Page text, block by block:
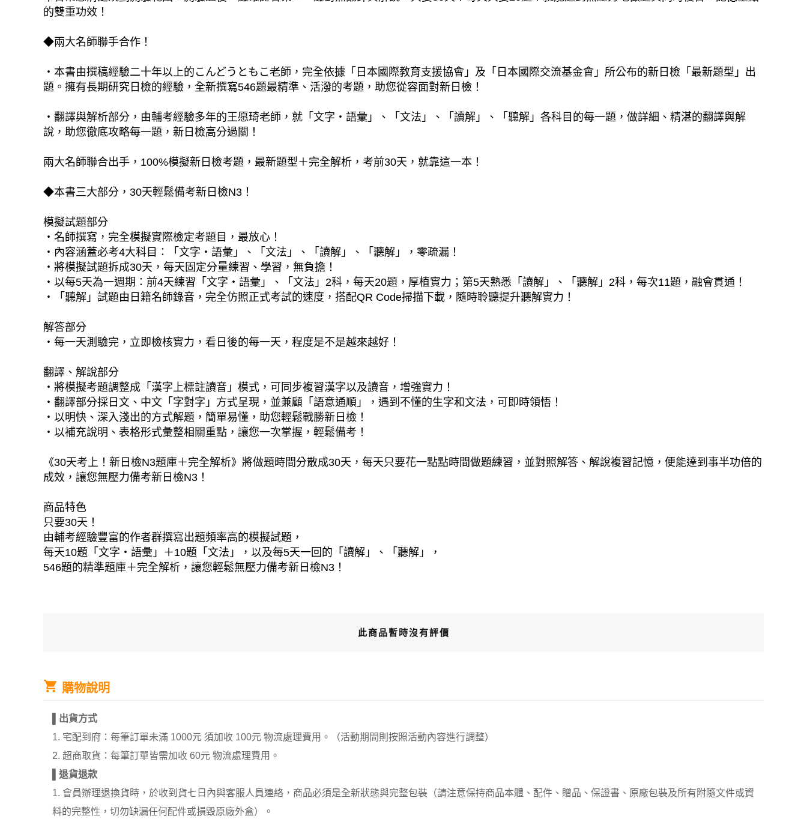
的雙重功效！
◆兩大名師聯手合作！
‧本書由撰稿經驗二十年以上的こんどうともこ老師，完全依據「日本國際教育支援協會」及「日本國際交流基金會」所公布的新日檢「最新題型」出
題。擁有長期研究日檢的經驗，全新撰寫546題最精準、活潑的考題，助您從容面對新日檢！
‧翻譯與解析部分，由輔考經驗多年的王愿琦老師，就「文字・語彙」、「文法」、「讀解」、「聽解」各科目的每一題，做詳細、精湛的翻譯與解
說，助您徹底攻略每一題，新日檢高分過關！
兩大名師聯合出手，100%模擬新日檢考題，最新題型＋完全解析，考前30天，就靠這一本！
◆本書三大部分，30天輕鬆備考新日檢N3！
模擬試題部分
‧名師撰寫，完全模擬實際檢定考題目，最放心！
‧內容涵蓋必考4大科目：「文字・語彙」、「文法」、「讀解」、「聽解」，零疏漏！
‧將模擬試題拆成30天，每天固定分量練習、學習，無負擔！
‧以每5天為一週期：前4天練習「文字・語彙」、「文法」2科，每天20題，厚植實力；第5天熟悉「讀解」、「聽解」2科，每次11題，融會貫通！
‧「聽解」試題由日籍名師錄音，完全仿照正式考試的速度，搭配QR Code掃描下載，隨時聆聽提升聽解實力！
解答部分
‧每一天測驗完，立即檢核實力，看日後的每一天，程度是不是越來越好！
翻譯、解說部分
‧將模擬考題調整成「漢字上標註讀音」模式，可同步複習漢字以及讀音，增強實力！
‧翻譯部分採日文、中文「字對字」方式呈現，並兼顧「語意通順」，遇到不懂的生字和文法，可即時領悟！
‧以明快、深入淺出的方式解題，簡單易懂，助您輕鬆戰勝新日檢！
‧以補充說明、表格形式彙整相關重點，讓您一次掌握，輕鬆備考！
《30天考上！新日檢N3題庫＋完全解析》將做題時間分散成30天，每天只要花一點點時間做題練習，並對照解答、解說複習記憶，便能達到事半功倍的
成效，讓您無壓力備考新日檢N3！
商品特色
只要30天！
由輔考經驗豐富的作者群撰寫出題頻率高的模擬試題，
每天10題「文字・語彙」＋10題「文法」，以及每5天一回的「讀解」、「聽解」，
546題的精準題庫＋完全解析，讓您輕鬆無壓力備考新日檢N3！
此商品暫時沒有評價
購物說明
出貨方式
1. 宅配到府：每筆訂單未滿 1000元 須加收 100元 物流處理費用。（活動期間則按照活動內容進行調整）
2. 超商取貨：每筆訂單皆需加收 60元 物流處理費用。
退貨退款
1. 會員辦理退換貨時，於收到貨七日內與客服人員連絡，商品必須是全新狀態與完整包裝（請注意保持商品本體、配件、贈品、保證書、原廠包裝及所有附隨文件或資
料的完整性，切勿缺漏任何配件或損毀原廠外盒）。